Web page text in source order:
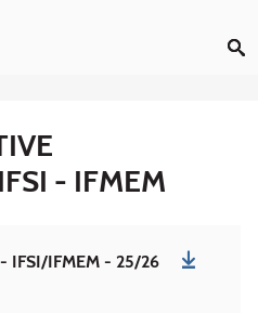
- IFMEM
IFSI/IFMEM - 25/26